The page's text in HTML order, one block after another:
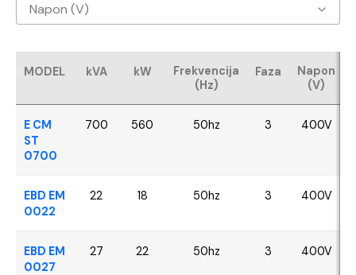
Baudouin
CUMMINS
Perkins
VOLVO
YANGDONG
Napon (V)
400V
MODEL kVA kW
Frekvencija
(Hz)
Faza
Napon
(V)
E CM
ST
0700
700 560 50hz 3 400V
EBD EM
0022
22 18 50hz 3 400V
EBD EM
0027
27 22 50hz 3 400V